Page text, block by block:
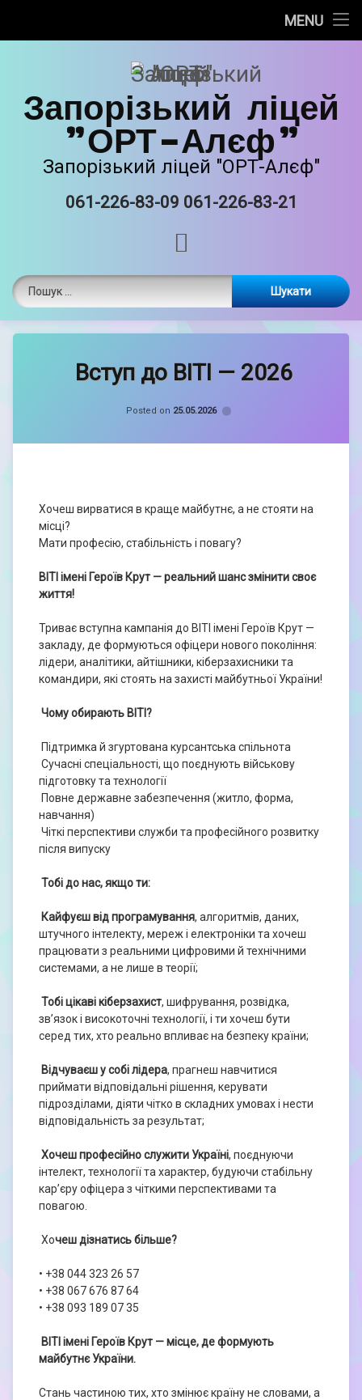
MENU
Прозорість та інформаційна відкритість
Безпечне освітнє середовище
Освітня діяльність
Виховна робота
Єврейські національні традиції
Матеріально-технічне забазпечення
ORT STEAM
Запорізький ліцей
"ОРТ-Алєф"
Запорізький ліцей "ОРТ-Алєф"
061-226-83-09 061-226-83-21
Пошук:
Вступ до ВІТІ — 2026
Posted on 25.05.2026
Хочеш вирватися в краще майбутнє, а не стояти на
місці?
Мати професію, стабільність і повагу?
ВІТІ імені Героїв Крут — реальний шанс змінити своє
життя!
Триває вступна кампанія до ВІТІ імені Героїв Крут —
закладу, де формуються офіцери нового покоління:
лідери, аналітики, айтішники, кіберзахисники та
командири, які стоять на захисті майбутньої України!
Чому обирають ВІТІ?
Підтримка й згуртована курсантська спільнота
Сучасні спеціальності, що поєднують військову
підготовку та технології
Повне державне забезпечення (житло, форма,
навчання)
Чіткі перспективи служби та професійного розвитку
після випуску
Тобі до нас, якщо ти:
Кайфуєш від програмування, алгоритмів, даних,
штучного інтелекту, мереж і електроніки та хочеш
працювати з реальними цифровими й технічними
системами, а не лише в теорії;
Тобі цікаві кіберзахист, шифрування, розвідка,
зв’язок і високоточні технології, і ти хочеш бути
серед тих, хто реально впливає на безпеку країни;
Відчуваєш у собі лідера, прагнеш навчитися
приймати відповідальні рішення, керувати
підрозділами, діяти чітко в складних умовах і нести
відповідальність за результат;
Хочеш професійно служити Україні, поєднуючи
інтелект, технології та характер, будуючи стабільну
кар’єру офіцера з чіткими перспективами та
повагою.
Хочеш дізнатись більше?
• +38 044 323 26 57
• +38 067 676 87 64
• +38 093 189 07 35
ВІТІ імені Героїв Крут — місце, де формують
майбутнє України.
Стань частиною тих, хто змінює країну не словами, а